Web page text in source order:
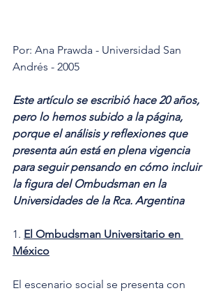
Por: Ana Prawda - Universidad San
Andrés - 2005
Este artículo se escribió hace 20 años,
pero lo hemos subido a la página,
porque el análisis y reflexiones que
presenta aún está en plena vigencia
para seguir pensando en cómo incluir
la figura del Ombudsman en la
Universidades de la Rca. Argentina
1. El Ombudsman Universitario en
México
El escenario social se presenta con